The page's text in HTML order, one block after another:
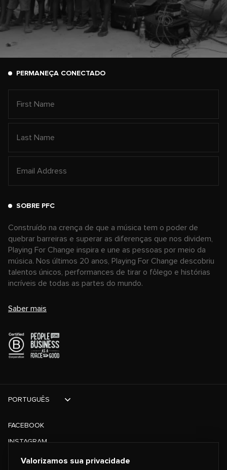
PERMANEÇA CONECTADO
SOBRE PFC
Construído na crença de que a música tem o poder de
quebrar barreiras e superar as diferenças que nos dividem,
Playing For Change inspira e une as pessoas por meio da
música. Nos últimos 20 anos, Playing For Change descobriu
talentos únicos, performances de tirar o fôlego e histórias
incríveis de todas as partes do mundo.
Saber mais
FACEBOOK
INSTAGRAM
TIKTOK
PORTUGUÊS
Valorizamos sua privacidade